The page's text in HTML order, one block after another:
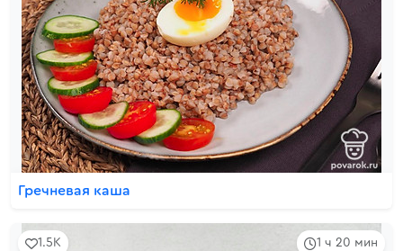
Гречневая каша
1 ч 20 мин
1.5K